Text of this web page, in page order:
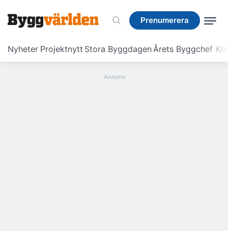
Prenumerera
Nyheter Projektnytt Stora ByggdagenÅrets Byggchef
Prenumerera